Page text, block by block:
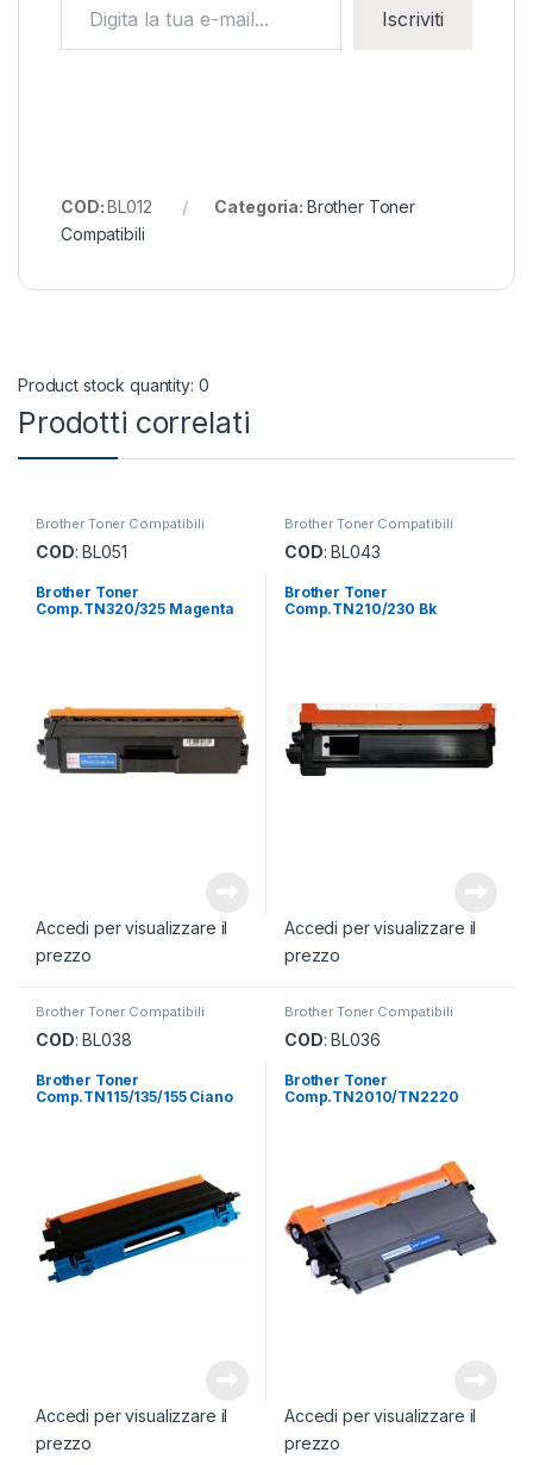
Iscriviti
COD:BL012 Categoria: Brother Toner
Compatibili
Product stock quantity: 0
Prodotti correlati
Brother Toner Compatibili
COD: BL051
Brother Toner
Comp.TN320/325 Magenta
Accedi per visualizzare il
prezzo
Brother Toner Compatibili
COD: BL043
Brother Toner
Comp.TN210/230 Bk
Accedi per visualizzare il
prezzo
Brother Toner Compatibili
COD: BL038
Brother Toner
Comp.TN115/135/155 Ciano
Accedi per visualizzare il
prezzo
Brother Toner Compatibili
COD: BL036
Brother Toner
Comp.TN2010/TN2220
Accedi per visualizzare il
prezzo